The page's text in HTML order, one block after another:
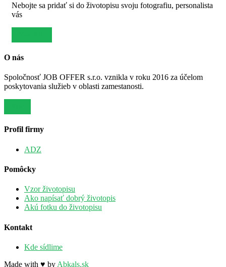
Nebojte sa pridať si do životopisu svoju fotografiu, personalista
vás
O nás
Spoločnosť JOB OFFER s.r.o. vznikla v roku 2016 za účelom
poskytovania služieb v oblasti zamestanosti.
Profil firmy
ADZ
Pomôcky
Vzor životopisu
Ako napísať dobrý životopis
Akú fotku do životopisu
Kontakt
Kde sídlime
Made with ♥ by Abkals.sk